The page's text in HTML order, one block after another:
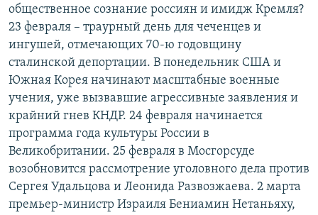
общественное сознание россиян и имидж Кремля?
23 февраля – траурный день для чеченцев и
ингушей, отмечающих 70-ю годовщину
сталинской депортации. В понедельник США и
Южная Корея начинают масштабные военные
учения, уже вызвавшие агрессивные заявления и
крайний гнев КНДР. 24 февраля начинается
программа года культуры России в
Великобритании. 25 февраля в Мосгорсуде
возобновится рассмотрение уголовного дела против
Сергея Удальцова и Леонида Развозжаева. 2 марта
премьер-министр Израиля Бениамин Нетаньяху,